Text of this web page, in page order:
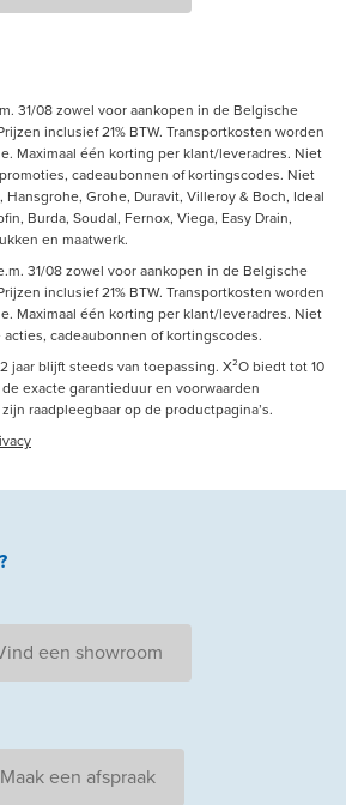
31/08 zowel voor aankopen in de Belgische
inclusief 21% BTW. Transportkosten worden
Maximaal één korting per klant/leveradres. Niet
cadeaubonnen of kortingscodes. Niet
Grohe, Duravit, Villeroy & Boch, Ideal
Burda, Soudal, Fernox, Viega, Easy Drain,
en maatwerk.
31/08 zowel voor aankopen in de Belgische
inclusief 21% BTW. Transportkosten worden
Maximaal één korting per klant/leveradres. Niet
cadeaubonnen of kortingscodes.
jaar blijft steeds van toepassing. X²O biedt tot 10
exacte garantieduur en voorwaarden
raadpleegbaar op de productpagina’s.
?
een showroom
Maak een afspraak